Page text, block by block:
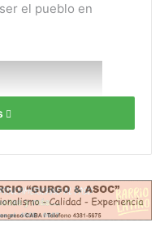
el pueblo en